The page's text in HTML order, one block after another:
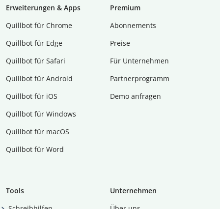
Erweiterungen & Apps
Quillbot für Chrome
Quillbot für Edge
Quillbot für Safari
Quillbot für Android
Quillbot für iOS
Quillbot für Windows
Quillbot für macOS
Quillbot für Word
Premium
Abon­ne­ments
Preise
Für Unternehmen
Partnerprogramm
Demo anfragen
Tools
Unternehmen